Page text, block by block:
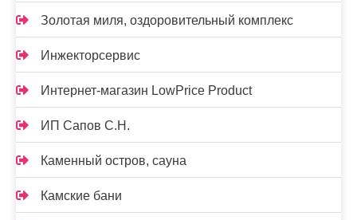
Золотая миля, оздоровительный комплекс
Инжекторсервис
Интернет-магазин LowPrice Product
ИП Сапов С.Н.
Каменный остров, сауна
Камские бани